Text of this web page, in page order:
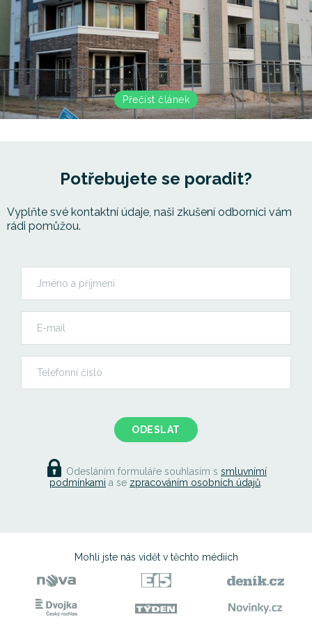
Přečíst článek
Potřebujete se poradit?
Vyplňte své kontaktní údaje, naši zkušení odborníci vám
rádi pomůžou.
ODESLAT
Odesláním formuláře souhlasím s smluvnímí
podmínkami a se zpracováním osobních údajů
Mohli jste nás vidět v těchto médiích